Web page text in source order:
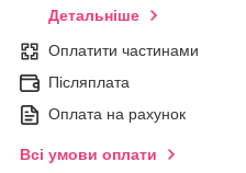
Детальніше
Оплатити частинами
Післяплата
Оплата на рахунок
Всі умови оплати